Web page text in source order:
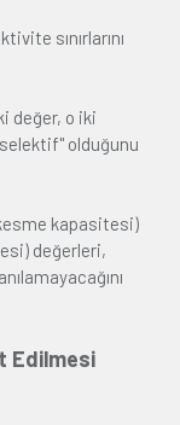
sınırlarını
değer, o iki
olduğunu
kapasitesi)
değerleri,
Edilmesi